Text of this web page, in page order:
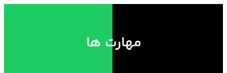
مهارت ها